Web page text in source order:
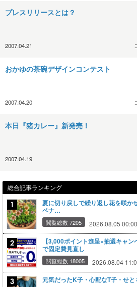
プレスリリースとは？
2007.04.21
おかゆの茶碗デザインコンテスト
2007.04.20
本日『猪カレー』新発売！
2007.04.19
総合記事ランキング
夏に切り戻しで繰り返し花を咲
ベナ…
閲覧総数 7205 2026.08.05 00:00
【3,000ポイント進呈×抽選キャ
で固定費見直し
閲覧総数 18005 2026.08.04
元気だったK子・心配なT子・せ